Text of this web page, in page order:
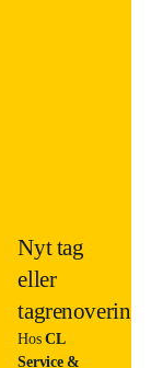
Nyt tag
eller
tagrenovering
HosCL
Service &